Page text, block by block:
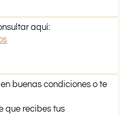
aquí:
buenas condiciones o te
que recibes tus